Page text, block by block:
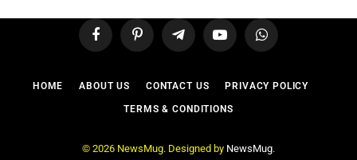
FacebookPinterest TelegramYouTubeWhatsApp
HOME ABOUT US CONTACT US PRIVACY POLICY
TERMS & CONDITIONS
© 2026 NewsMug. Designed by NewsMug.